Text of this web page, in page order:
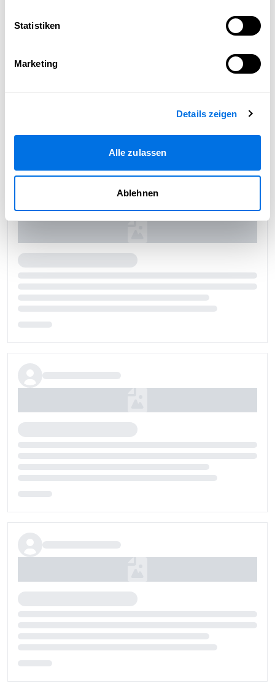
Statistiken
Marketing
Details zeigen
Alle zulassen
Ablehnen